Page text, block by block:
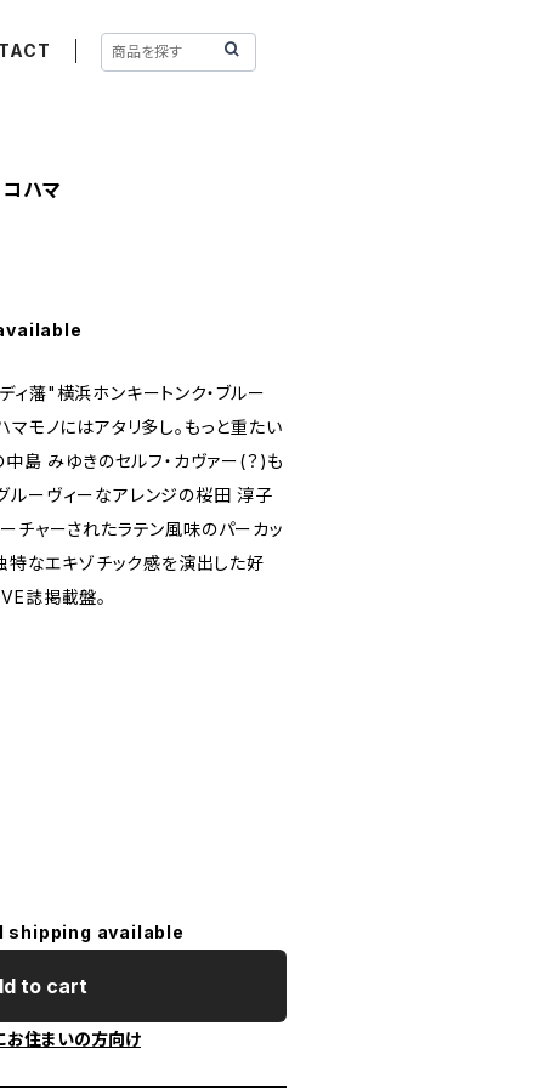
ハマ
ィ藩"横浜ホンキートンク・ブルー
モノにはアタリ多し。もっと重たい
島 みゆきのセルフ・カヴァー(？)も
ルーヴィーなアレンジの桜田 淳子
チャーされたラテン風味のパーカッ
特なエキゾチック感を演出した好
誌掲載盤。
shipping available
to cart
お住まいの方向け